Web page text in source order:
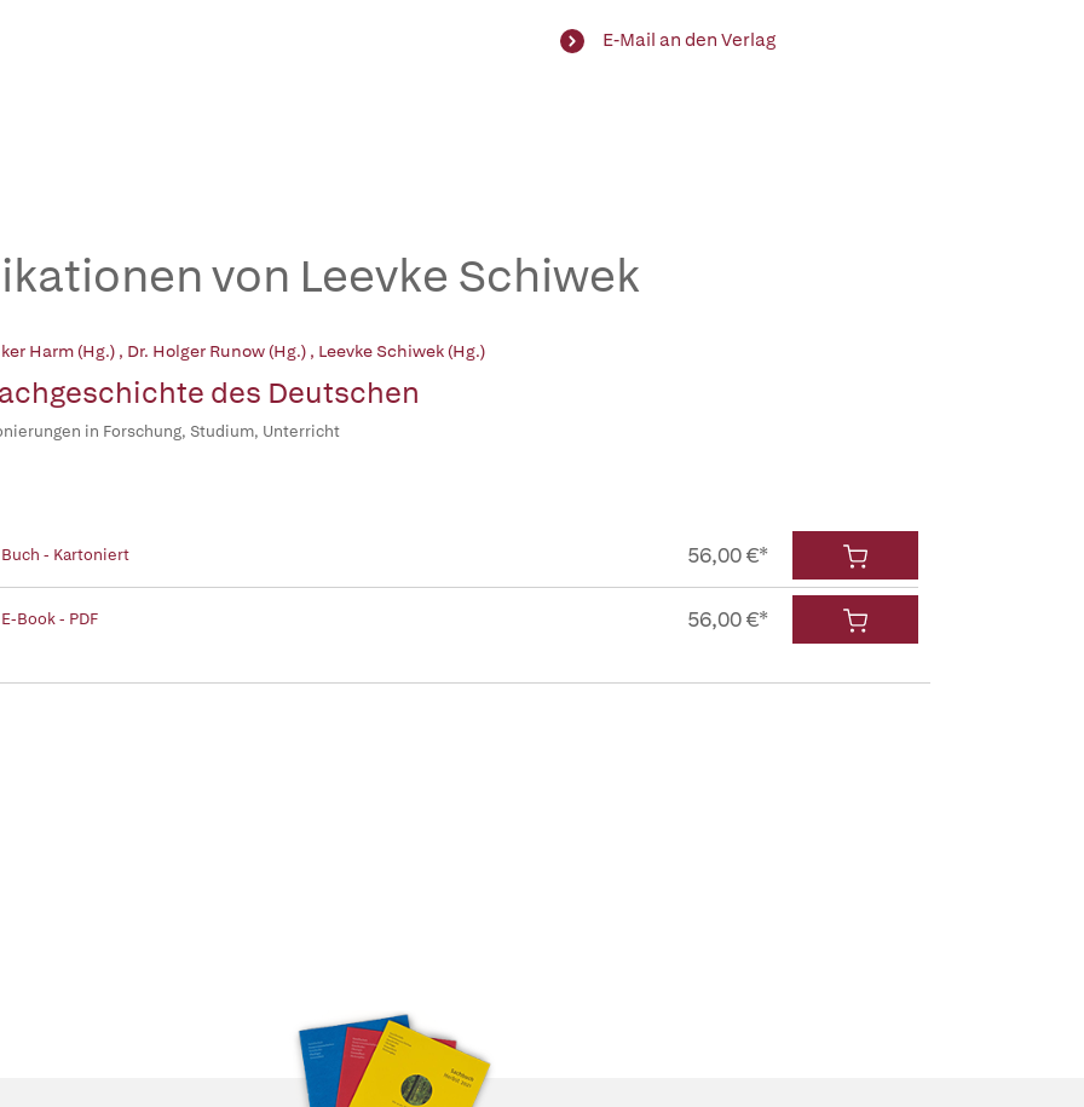
E-Mail an den Verlag
von Leevke Schiwek
Harm (Hg.) , Dr. Holger Runow (Hg.) , Leevke Schiwek (Hg.)
des Deutschen
in Forschung, Studium, Unterricht
- Kartoniert 56,00 €*
Book - PDF 56,00 €*